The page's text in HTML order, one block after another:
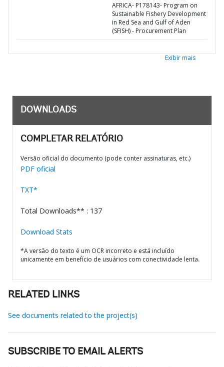
AFRICA- P178143- Program on
Sustainable Fishery Development
in Red Sea and Gulf of Aden
(SFISH) - Procurement Plan
Exibir mais
DOWNLOADS
COMPLETAR RELATÓRIO
Versão oficial do documento (pode conter assinaturas, etc.)
PDF oficial
TXT*
Total Downloads** : 137
Download Stats
*A versão do texto é um OCR incorreto e está incluído
unicamente em benefício de usuários com conectividade lenta.
RELATED LINKS
See documents related to the project(s)
SUBSCRIBE TO EMAIL ALERTS